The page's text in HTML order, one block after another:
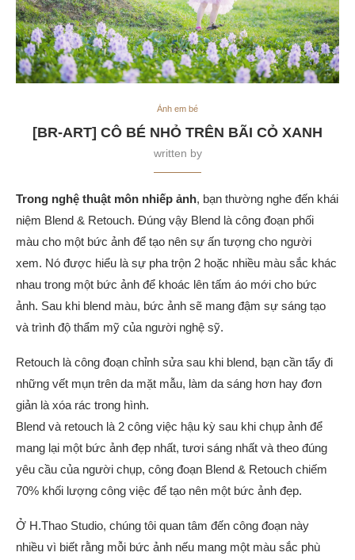
Ảnh em bé
[BR-ART] CÔ BÉ NHỎ TRÊN BÃI CỎ XANH
written by
Trong nghệ thuật môn nhiếp ảnh, bạn thường nghe đến khái
niệm Blend & Retouch. Đúng vậy Blend là công đoạn phối
màu cho một bức ảnh để tạo nên sự ấn tượng cho người
xem. Nó được hiểu là sự pha trộn 2 hoặc nhiều màu sắc khác
nhau trong một bức ảnh để khoác lên tấm áo mới cho bức
ảnh. Sau khi blend màu, bức ảnh sẽ mang đậm sự sáng tạo
và trình độ thẩm mỹ của người nghệ sỹ.
Retouch là công đoạn chỉnh sửa sau khi blend, bạn cần tẩy đi
những vết mụn trên da mặt mẫu, làm da sáng hơn hay đơn
giản là xóa rác trong hình.
Blend và retouch là 2 công việc hậu kỳ sau khi chụp ảnh để
mang lại một bức ảnh đẹp nhất, tươi sáng nhất và theo đúng
yêu cầu của người chụp, công đoạn Blend & Retouch chiếm
70% khối lượng công việc để tạo nên một bức ảnh đẹp.
Ở H.Thao Studio, chúng tôi quan tâm đến công đoạn này
nhiều vì biết rằng mỗi bức ảnh nếu mang một màu sắc phù